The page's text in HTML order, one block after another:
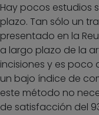
Hay pocos estudios
plazo. Tan sólo un
presentado en la
a largo plazo de la
incisiones y es poco
un bajo índice de
este método no
de satisfacción del